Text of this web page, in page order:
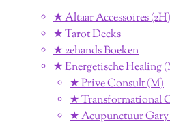
★ Altaar Accessoires (2H)
★ Tarot Decks
★ 2ehands Boeken
★ Energetische Healing
★ Prive Consult (M)
★ Transformational
★ Acupunctuur